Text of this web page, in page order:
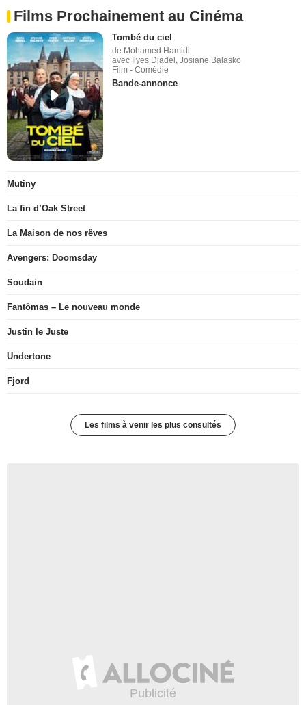
Films Prochainement au Cinéma
Tombé du ciel
de Mohamed Hamidi
avec Ilyes Djadel, Josiane Balasko
Film - Comédie
Bande-annonce
Mutiny
La fin d’Oak Street
La Maison de nos rêves
Avengers: Doomsday
Soudain
Fantômas – Le nouveau monde
Justin le Juste
Undertone
Fjord
Les films à venir les plus consultés